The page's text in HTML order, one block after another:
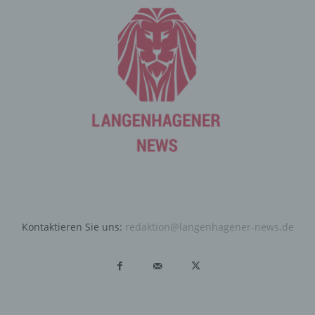
Kontaktieren Sie uns: redaktion@langenhagener-news.de
Angriffen auf unsere informationstechnologischen
Bei der Nutzung dieser allgemeinen Daten und
Informationen ziehen wird keine Rückschlüsse auf die
betroffene Person. Diese Informationen werden vielmehr
benötigt, um (1) die Inhalte unserer Internetseite korrekt
die Werbung für diese zu optimieren, (3) die dauerhafte
Funktionsfähigkeit unserer informationstechnologischen
Systeme und der Technik unserer Internetseite zu
durch uns daher einerseits statistisch und ferner mit dem
Datensicherheit in unserem Unternehmen zu erhöhen,